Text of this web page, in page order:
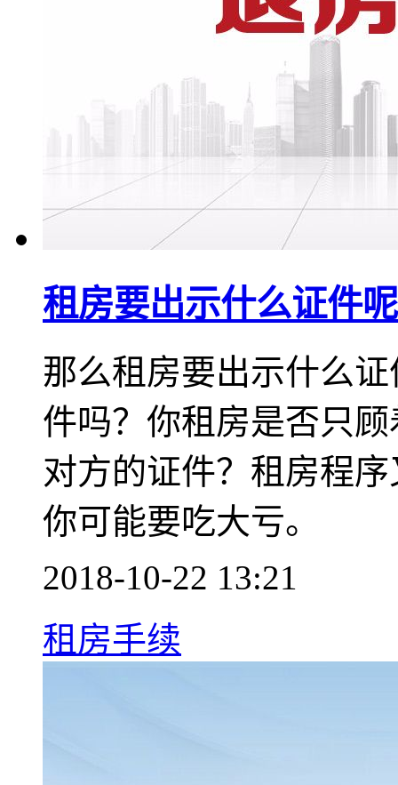
租房要出示什么证件
那么租房要出示什么
件吗？你租房是否只
对方的证件？租房程
你可能要吃大亏。
2018-10-22 13:21
租房手续